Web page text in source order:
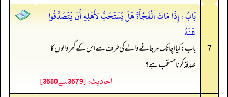
7
بَابُ : إِذَا مَاتَ الْفَجْأَةَ هَلْ يُسْتَحَبُّ لأَهْلِهِ أَنْ يَتَصَدَّقُوا
عَنْهُ
باب: کیا اچانک مر جانے والے کی طرف سے اس کے گھر والوں کا
صدقہ کرنا مستحب ہے؟
احادیث: [3679سے3680]